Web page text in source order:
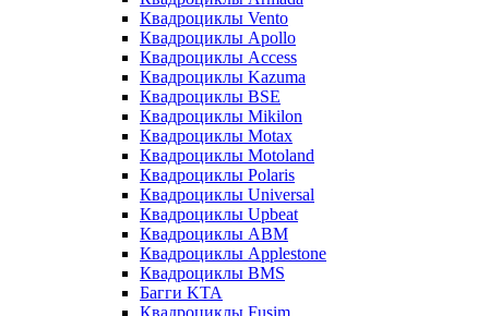
Квадроциклы Vento
Квадроциклы Apollo
Квадроциклы Access
Квадроциклы Kazuma
Квадроциклы BSE
Квадроциклы Mikilon
Квадроциклы Motax
Квадроциклы Motoland
Квадроциклы Polaris
Квадроциклы Universal
Квадроциклы Upbeat
Квадроциклы ABM
Квадроциклы Applestone
Квадроциклы BMS
Багги KTA
Квадроциклы Fusim